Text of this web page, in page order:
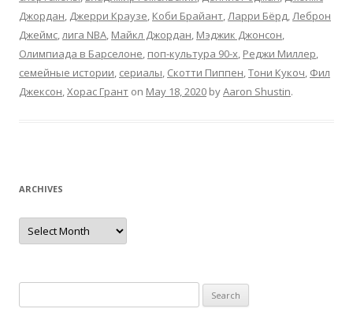
Джордан, Джерри Краузе, Коби Брайант,Ларри Бёрд,Леброн
Джеймс,лига NBA, Майкл Джордан, Мэджик Джонсон,
Олимпиада в Барселоне, поп-культура 90-х, Реджи Миллер,
семейные истории, сериалы, Скотти Пиппен,Тони Кукоч, Фил
Джексон,Хорас Грант on May 18, 2020 byAaron Shustin.
ARCHIVES
Archives
for: